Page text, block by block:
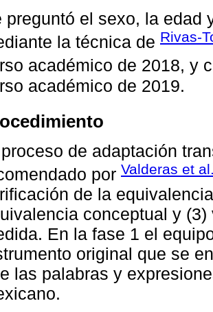
preguntó el sexo, la edad
la técnica de Rivas-
académico de 2018, y
académico de 2019.
de adaptación
por Valderas et
de la
conceptual y
En la fase 1 el
original que se
las palabras y